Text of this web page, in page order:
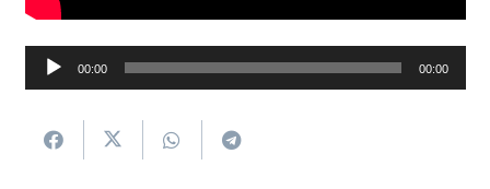
Soinu
erreproduzigailua
00:00 00:00